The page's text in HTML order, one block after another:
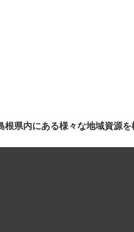
根県内にある様々な地域資源を